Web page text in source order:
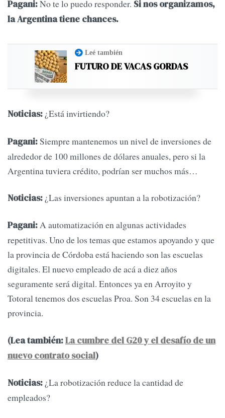
Pagani:No te lo puedo responder. Si nos organizamos,
la Argentina tiene chances.
Leé también
FUTURO DE VACAS GORDAS
Noticias: ¿Está invirtiendo?
Pagani:Siempre mantenemos un nivel de inversiones de
alrededor de 100 millones de dólares anuales, pero si la
Argentina tuviera crédito, podrían ser muchos más…
Noticias: ¿Las inversiones apuntan a la robotización?
Pagani:A automatización en algunas actividades
repetitivas. Uno de los temas que estamos apoyando y que
la provincia de Córdoba está haciendo son las escuelas
digitales. El nuevo empleado de acá a diez años
seguramente será digital. Entonces ya en Arroyito y
Totoral tenemos dos escuelas Proa. Son 34 escuelas en la
provincia.
(Lea también:La cumbre del G20 y el desafío de un
nuevo contrato social)
Noticias: ¿La robotización reduce la cantidad de
empleados?